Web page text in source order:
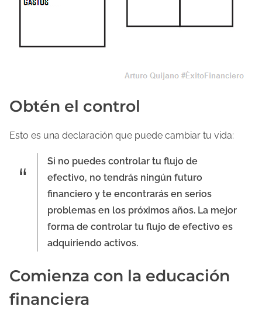
Obtén el control
Esto es una declaración que puede cambiar tu vida:
Si no puedes controlar tu flujo de
efectivo, no tendrás ningún futuro
financiero y te encontrarás en serios
problemas en los próximos años. La mejor
forma de controlar tu flujo de efectivo es
adquiriendo activos.
Comienza con la educación
financiera